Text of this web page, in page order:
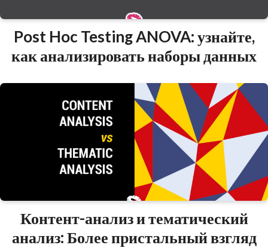
Post Hoc Testing ANOVA: узнайте,
как анализировать наборы данных
Контент-анализ и тематический
анализ: Более пристальный взгляд